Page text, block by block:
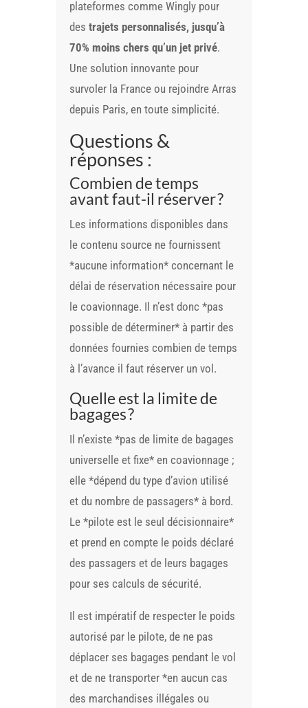
plateformes comme Wingly pour
destrajets personnalisés, jusqu’à
70% moins chers qu’un jet privé.
Une solution innovante pour
survoler la France ou rejoindre Arras
depuis Paris, en toute simplicité.
Questions &
réponses :
Combien de temps
avant faut-il réserver ?
Les informations disponibles dans
le contenu source ne fournissent
*aucune information* concernant le
délai de réservation nécessaire pour
le coavionnage. Il n’est donc *pas
possible de déterminer* à partir des
données fournies combien de temps
à l’avance il faut réserver un vol.
Quelle est la limite de
bagages ?
Il n’existe *pas de limite de bagages
universelle et fixe* en coavionnage ;
elle *dépend du type d’avion utilisé
et du nombre de passagers* à bord.
Le *pilote est le seul décisionnaire*
et prend en compte le poids déclaré
des passagers et de leurs bagages
pour ses calculs de sécurité.
Il est impératif de respecter le poids
autorisé par le pilote, de ne pas
déplacer ses bagages pendant le vol
et de ne transporter *en aucun cas
des marchandises illégales ou